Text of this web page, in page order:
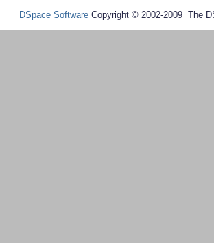
DSpace Software Copyright © 2002-2009 The